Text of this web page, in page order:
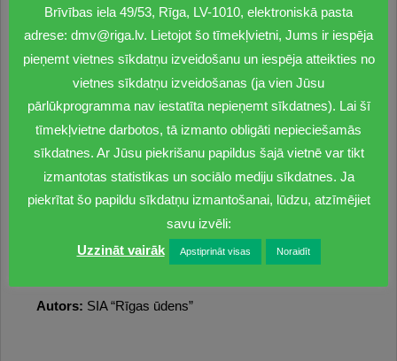
situāciju nepārtraukti monitorēs, rūpīgi sekojot hlora
koncentrācijai ūdenī.
ieteicama ne retāk kā reizi divos gados – gan pēc mūsu
ekspertu, gan pēc Pasaules veselības organizācijas
ekspertu atzinumiem, tā ir prioritāra un nepieciešama
dzeramā ūdens apstrāde tā nemainīgi augstas
kvalitātes nodrošināšanai. Rīgā pēdējoreiz visaptveroša
ūdensvada tīklu dezinficēšana notikusi 2022. gada
Autors: SIA “Rīgas ūdens”
Brīvības iela 49/53, Rīga, LV-1010, elektroniskā pasta
adrese: dmv@riga.lv. Lietojot šo tīmekļvietni, Jums ir iespēja
pieņemt vietnes sīkdatņu izveidošanu un iespēja atteikties no
vietnes sīkdatņu izveidošanas (ja vien Jūsu
pārlūkprogramma nav iestatīta nepieņemt sīkdatnes). Lai šī
tīmekļvietne darbotos, tā izmanto obligāti nepieciešamās
sīkdatnes. Ar Jūsu piekrišanu papildus šajā vietnē var tikt
izmantotas statistikas un sociālo mediju sīkdatnes. Ja
piekrītat šo papildu sīkdatņu izmantošanai, lūdzu, atzīmējiet
savu izvēli:
Uzzināt vairāk
Apstiprināt visas Noraidīt